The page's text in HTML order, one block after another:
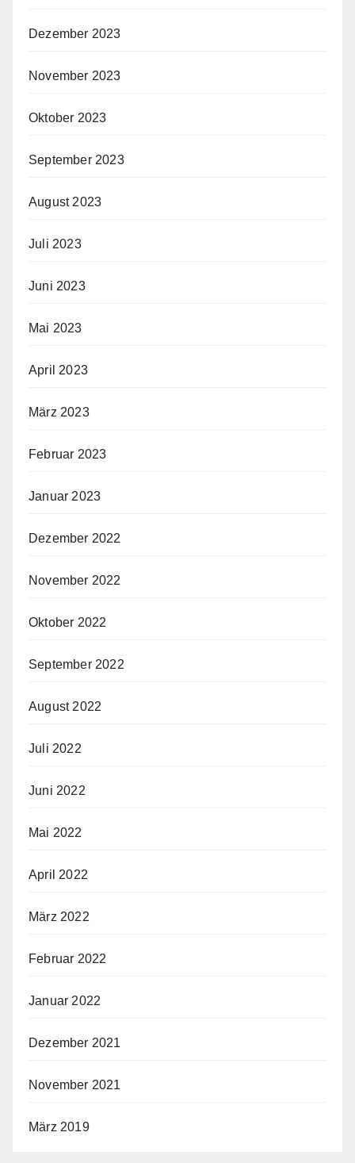
Dezember 2023
November 2023
Oktober 2023
September 2023
August 2023
Juli 2023
Juni 2023
Mai 2023
April 2023
März 2023
Februar 2023
Januar 2023
Dezember 2022
November 2022
Oktober 2022
September 2022
August 2022
Juli 2022
Juni 2022
Mai 2022
April 2022
März 2022
Februar 2022
Januar 2022
Dezember 2021
November 2021
März 2019